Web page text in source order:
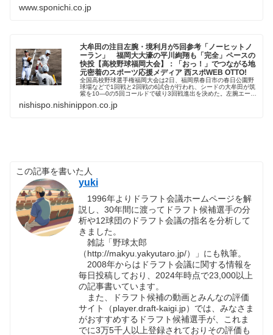
www.sponichi.co.jp
大牟田の注目左腕・境利月が5回参考「ノーヒットノ
ーラン」 福岡大大濠の平川絢翔も「完全」ペースの
快投【高校野球福岡大会】：「おっ！」でつながる地
元密着のスポーツ応援メディア 西スポWEB OTTO!
全国高校野球選手権福岡大会は2日、福岡県春日市の春日公園野
球場などで1回戦と2回戦の6試合が行われ、シードの大牟田が筑
紫を10―0の5回コールドで破り3回戦進出を決めた。左腕エース
nishispo.nishinippon.co.jp
この記事を書いた人
yuki
1996年よりドラフト会議ホームページを解
説し、30年間に渡ってドラフト候補選手の分
析や12球団のドラフト会議の指名を分析して
きました。
雑誌「野球太郎
（http://makyu.yakyutaro.jp/）」にも執筆。
2008年からはドラフト会議に関する情報を
毎日投稿しており、2024年時点で23,000以上
の記事書いています。
また、ドラフト候補の動画とみんなの評価
サイト（player.draft-kaigi.jp）では、みなさま
がおすすめするドラフト候補選手が、これま
でに3万5千人以上登録されておりその評価も